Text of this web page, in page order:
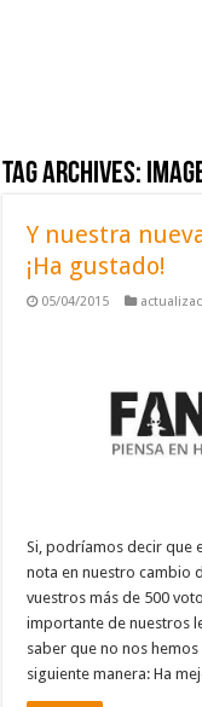
Tag Archives:
Y nuestra
¡Ha gustado!
05/04/2015
Si, podríamos decir que
nota en nuestro cambio
vuestros más de 500
importante de nuestros
saber que no nos
siguiente manera: Ha